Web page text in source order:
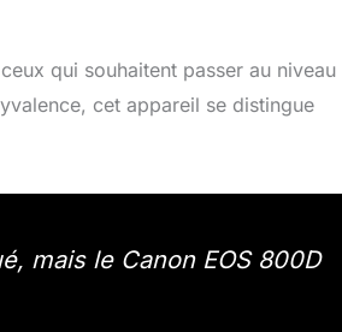
qui souhaitent passer au niveau
cet appareil se distingue
mais le Canon EOS 800D